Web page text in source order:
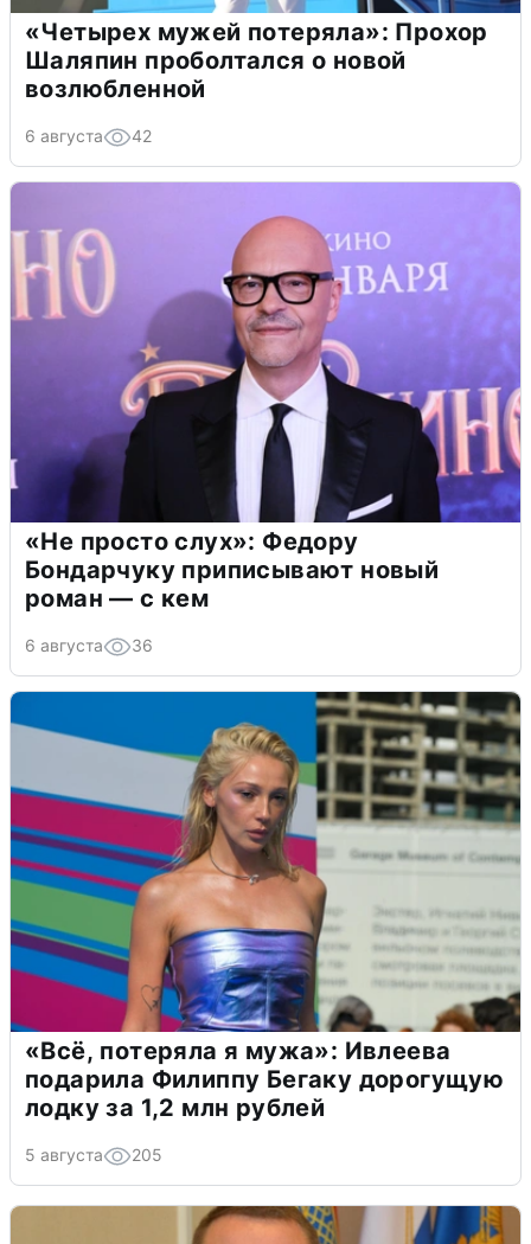
«Четырех мужей потеряла»: Прохор
Шаляпин проболтался о новой
возлюбленной
6 августа 42
«Не просто слух»: Федору
Бондарчуку приписывают новый
роман — с кем
6 августа 36
«Всё, потеряла я мужа»: Ивлеева
подарила Филиппу Бегаку дорогущую
лодку за 1,2 млн рублей
5 августа 205